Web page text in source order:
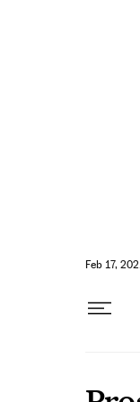
Feb 17,